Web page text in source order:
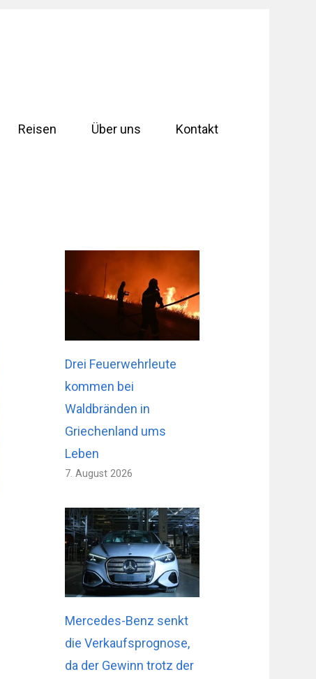
Reisen Über uns Kontakt
Drei Feuerwehrleute
kommen bei
Waldbränden in
Griechenland ums
Leben
7. August 2026
Mercedes-Benz senkt
die Verkaufsprognose,
da der Gewinn trotz der